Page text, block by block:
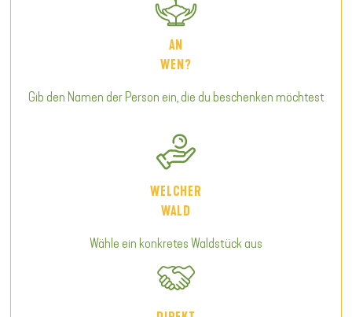
AN
WEN?
Gib den Namen der Person ein, die du beschenken möchtest
WELCHER
WALD
Wähle ein konkretes Waldstück aus